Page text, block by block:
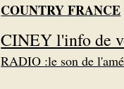
COUNTRY FRANCE
CINEY l'info de
RADIO :le son de